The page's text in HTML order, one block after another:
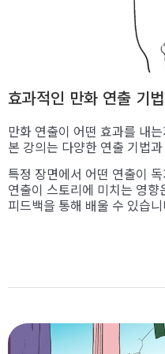
효과적인 만화 연출 기
만화 연출이 어떤 효과를 내
본 강의는 다양한 연출 기법
특정 장면에서 어떤 연출이
연출이 스토리에 미치는 영
피드백을 통해 배울 수 있습